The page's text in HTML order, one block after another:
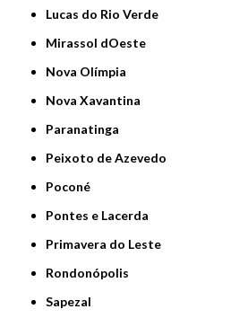
Lucas do Rio Verde
Mirassol dOeste
Nova Olímpia
Nova Xavantina
Paranatinga
Peixoto de Azevedo
Poconé
Pontes e Lacerda
Primavera do Leste
Rondonópolis
Sapezal